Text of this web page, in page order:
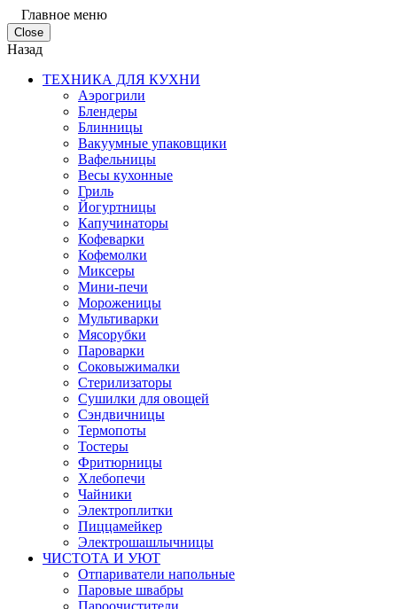
Главное меню
Close
Назад
ТЕХНИКА ДЛЯ КУХНИ
Аэрогрили
Блендеры
Блинницы
Вакуумные упаковщики
Вафельницы
Весы кухонные
Гриль
Йогуртницы
Капучинаторы
Кофеварки
Кофемолки
Миксеры
Мини-печи
Мороженицы
Мультиварки
Мясорубки
Пароварки
Соковыжималки
Стерилизаторы
Сушилки для овощей
Сэндвичницы
Термопоты
Тостеры
Фритюрницы
Хлебопечи
Чайники
Электроплитки
Пиццамейкер
Электрошашлычницы
ЧИСТОТА И УЮТ
Отпариватели напольные
Паровые швабры
Пароочистители